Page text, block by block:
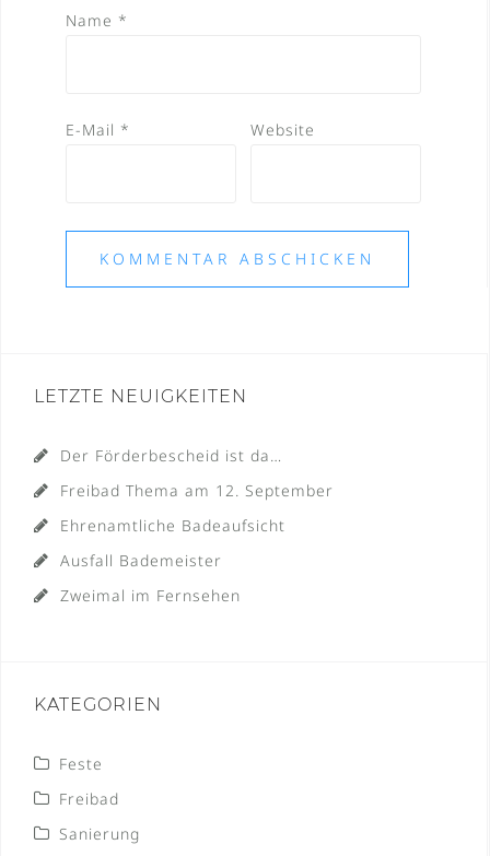
Name *
E-Mail * Website
LETZTE NEUIGKEITEN
Der Förderbescheid ist da…
Freibad Thema am 12. September
Ehrenamtliche Badeaufsicht
Ausfall Bademeister
Zweimal im Fernsehen
KATEGORIEN
Feste
Freibad
Sanierung